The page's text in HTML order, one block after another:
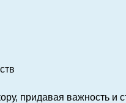
придавая важность и